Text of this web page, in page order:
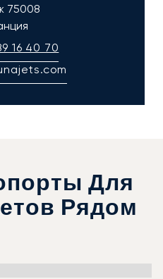
75008
16 40 70
Для
Рядом